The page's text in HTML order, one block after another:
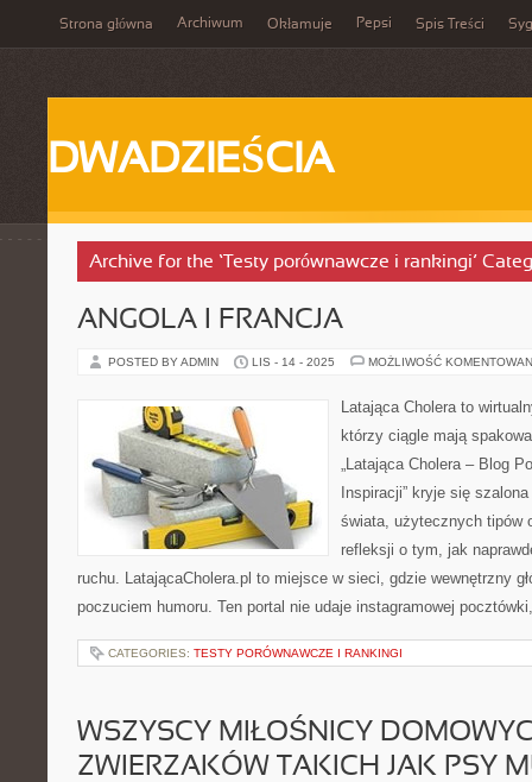
Strona główna Archiwum Okłamuje Pepsi Spis Treści
DWADZIEŚCIA
Archive for the ‘Testy porównawcze i rankingi’
ANGOLA I FRANCJA
POSTED BY ADMIN LIS - 14 - 2025 MOŻLIWOŚĆ
Latająca Cholera to
którzy ciągle mają
„Latająca Cholera – Blog
Inspiracji” kryje się
świata, użytecznych tipów
refleksji o tym, jak
ruchu. LatającaCholera.pl to miejsce w sieci, gdzie wewnętrzny
poczuciem humoru. Ten portal nie udaje instagramowej
CATEGORIES: TESTY PORÓWNAWCZE I RANKINGI
WSZYSCY MIŁOŚNICY
ZWIERZAKÓW TAKICH JAK PSY